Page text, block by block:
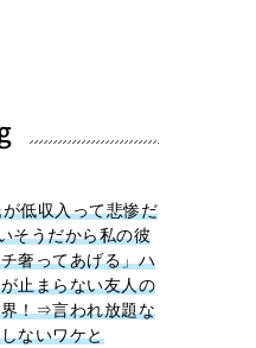
低収入って悲惨だ
そうだから私の彼
奢ってあげる」ハ
止まらない友人の
！⇒言われ放題な
ないワケと